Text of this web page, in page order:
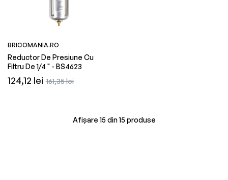
BRICOMANIA.RO
Reductor De Presiune Cu
Filtru De 1/4 " - BS4623
Preț
124,12 lei Preț
161,35 lei
Afișare 15 din 15 produse